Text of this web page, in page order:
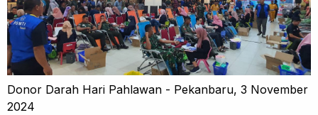
Donor Darah Hari Pahlawan - Pekanbaru, 3 November
2024